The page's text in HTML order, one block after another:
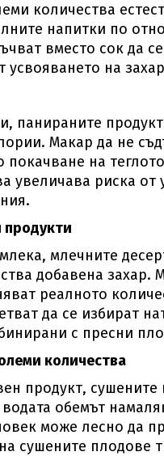
количества
напитки по
вместо сок да
усвояването на
панираните
Макар да не
покачване на
увеличава риска
продукти
млечните
добавена
реалното
да се избират
с пресни
количества
продукт,
обемът
може лесно да
сушените плодове